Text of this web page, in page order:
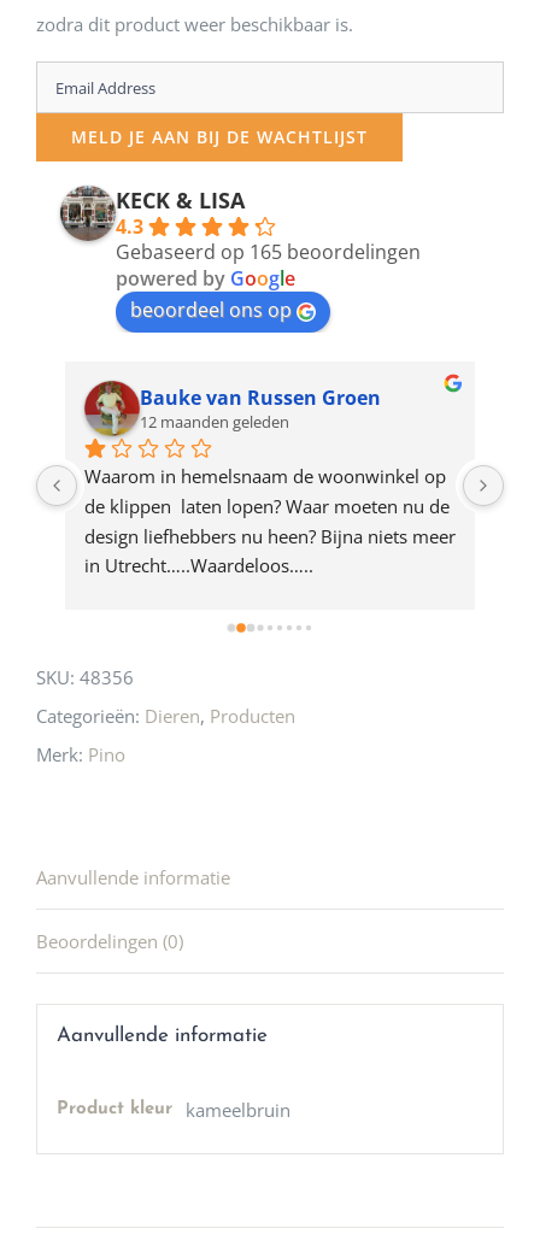
zodra dit product weer beschikbaar is.
Enter
your
email
address
product
MELD JE AAN BIJ DE WACHTLIJST
KECK & LISA
4.3
Gebaseerd op 165 beoordelingen
powered by Google
beoordeel ons op
Bauke van Russen Groen
12 maanden geleden
Waarom in hemelsnaam de woonwinkel op
de klippen  laten lopen? Waar moeten nu de
design liefhebbers nu heen? Bijna niets meer
in Utrecht…..Waardeloos…..
SKU: 48356
Categorieën: Dieren, Producten
Merk: Pino
Aanvullende informatie
Beoordelingen (0)
Aanvullende informatie
Product kleur kameelbruin